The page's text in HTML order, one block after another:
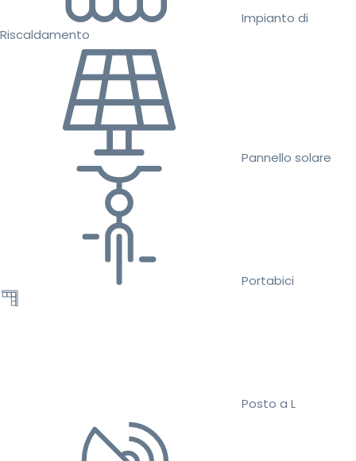
Impianto di
Riscaldamento
Pannello solare
Portabici
Posto a L